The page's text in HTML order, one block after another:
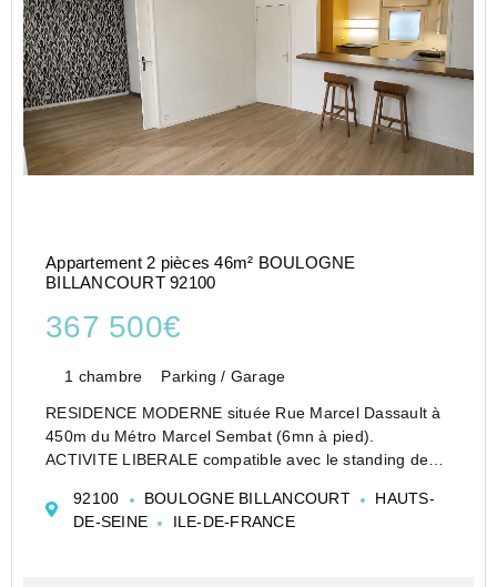
Appartement 2 pièces 46m² BOULOGNE
BILLANCOURT 92100
367 500€
1 chambre Parking / Garage
RESIDENCE MODERNE située Rue Marcel Dassault à
450m du Métro Marcel Sembat (6mn à pied).
ACTIVITE LIBERALE compatible avec le standing de
DISPOSE EN ETOILE (aucune perte de place) et
confortable, au sein d'une copropriét...
92100 BOULOGNE BILLANCOURT
HAUTS-
DE-SEINE
ILE-DE-FRANCE